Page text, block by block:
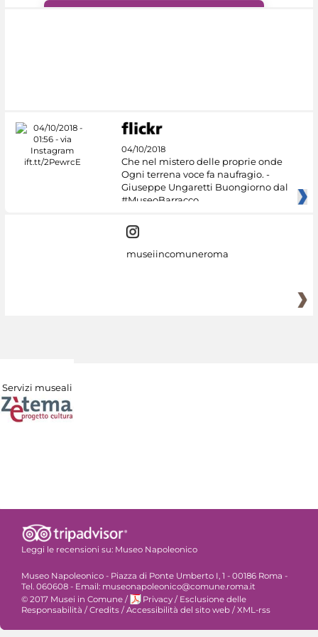
04/10/2018
Che nel mistero delle proprie onde
Ogni terrena voce fa naufragio. -
Giuseppe Ungaretti Buongiorno dal
#MuseoBarracco
museiincomuneroma
Servizi museali
Leggi le recensioni su: Museo Napoleonico
Museo Napoleonico - Piazza di Ponte Umberto I, 1 - 00186 Roma -
Tel. 060608 - Email: museonapoleonico@comune.roma.it
© 2017 Musei in Comune / Privacy / Esclusione delle
Responsabilità / Credits / Accessibilità del sito web / XML-rss